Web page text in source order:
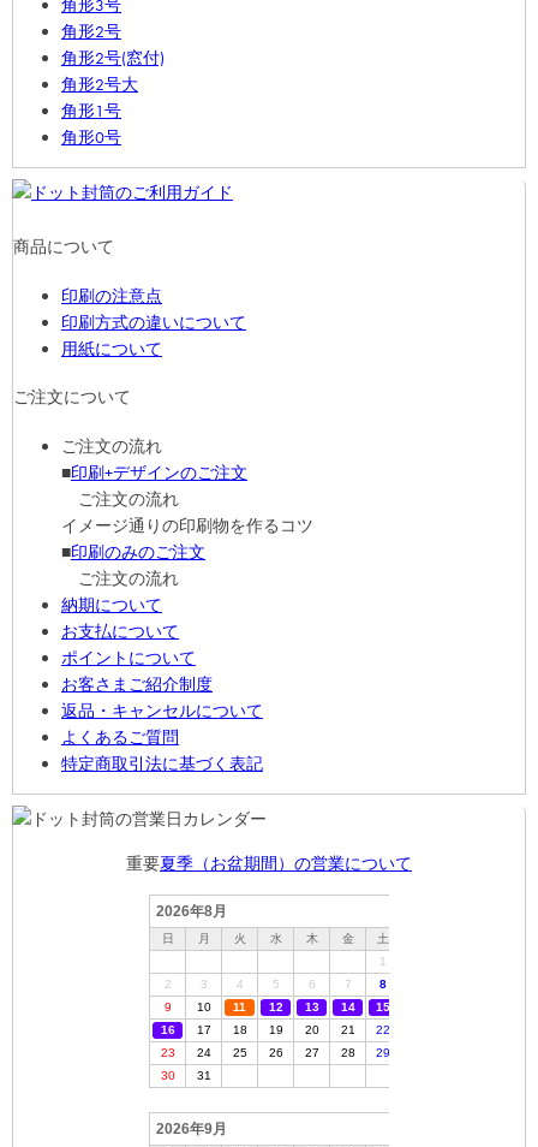
角形2号
角形2号(窓付)
角形2号大
角形1号
角形0号
商品について
印刷の注意点
印刷方式の違いについて
用紙について
ご注文について
ご注文の流れ
■印刷+デザインのご注文
ご注文の流れ
イメージ通りの印刷物を作るコツ
■印刷のみのご注文
ご注文の流れ
納期について
お支払について
ポイントについて
お客さまご紹介制度
返品・キャンセルについて
よくあるご質問
特定商取引法に基づく表記
重要夏季（お盆期間）の営業について